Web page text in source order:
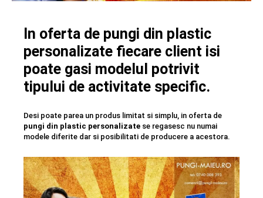
In oferta de pungi din plastic
personalizate fiecare client isi
poate gasi modelul potrivit
tipului de activitate specific.
Desi poate parea un produs limitat si simplu, in oferta de
pungi din plastic personalizate se regasesc nu numai
modele diferite dar si posibilitati de producere a acestora.